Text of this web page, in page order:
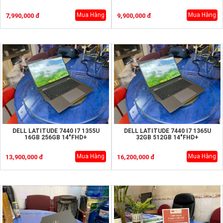
7,990,000 đ Mua Hàng 9,900,000 đ Mua Hàng
DELL LATITUDE 7440 I7 1355U
16GB 256GB 14"FHD+
13,900,000 đ Mua Hàng
DELL LATITUDE 7440 I7 1365U
32GB 512GB 14"FHD+
16,200,000 đ Mua Hàng